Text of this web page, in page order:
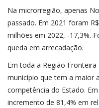
Na microrregião, apenas
passado. Em 2021 foram
milhões em 2022, -17,3%.
queda em arrecadação.
Em toda a Região
município que tem a maior
competência do Estado.
incremento de 81,4% em